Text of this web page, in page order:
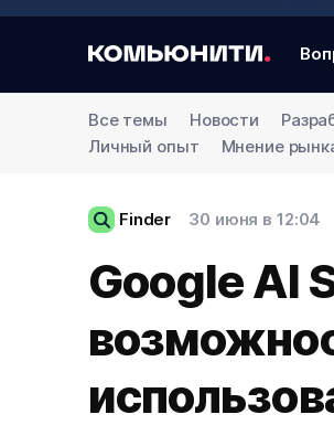
Все темы Новости
Личный опыт
Мнение
Finder 30 июня в 12:04
Google AI